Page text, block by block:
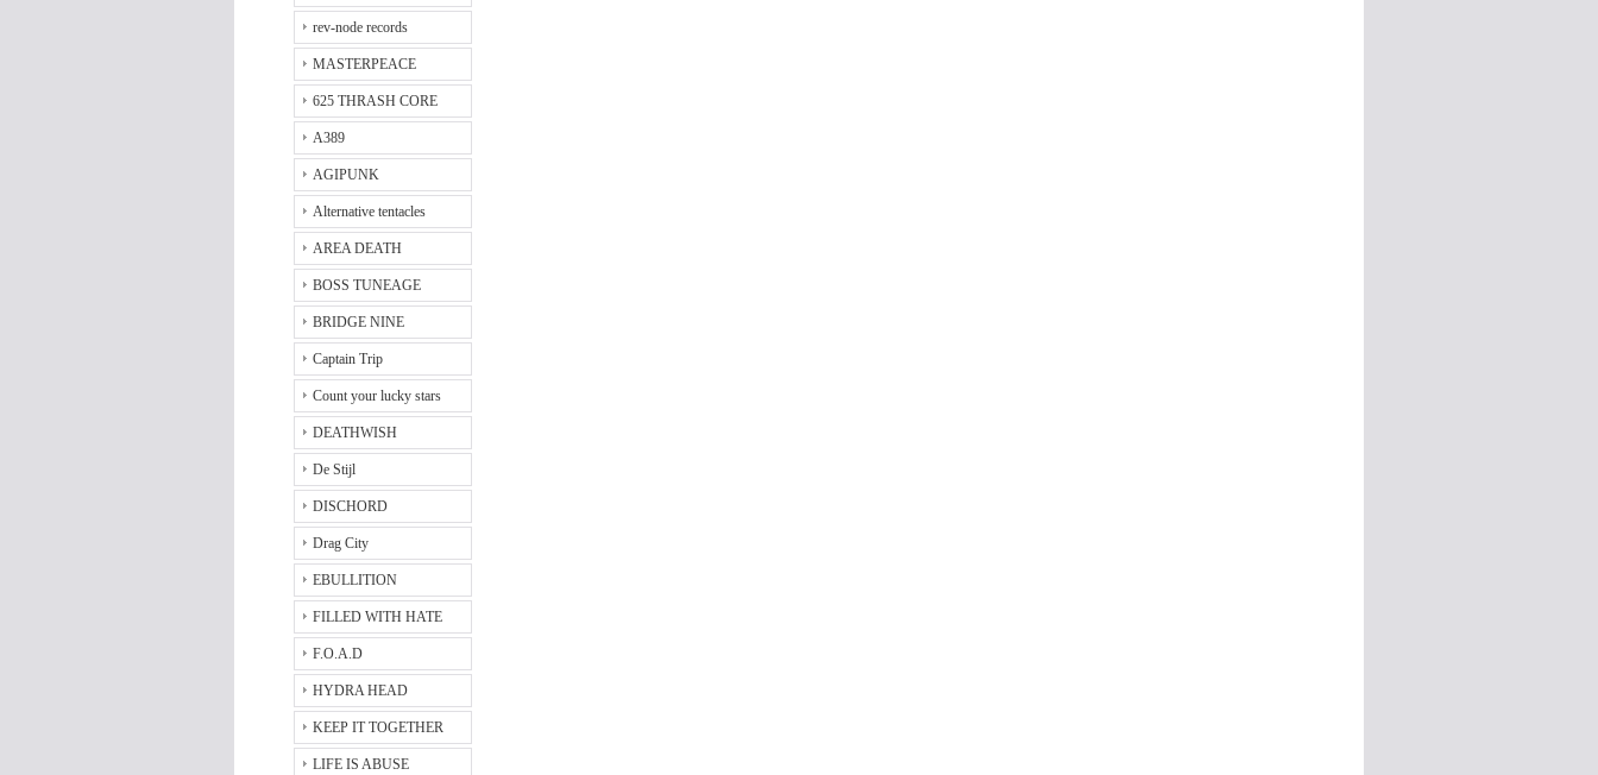
rev-node records
MASTERPEACE
625 THRASH CORE
A389
AGIPUNK
Alternative tentacles
AREA DEATH
BOSS TUNEAGE
BRIDGE NINE
Captain Trip
Count your lucky stars
DEATHWISH
De Stijl
DISCHORD
Drag City
EBULLITION
FILLED WITH HATE
F.O.A.D
HYDRA HEAD
KEEP IT TOGETHER
LIFE IS ABUSE